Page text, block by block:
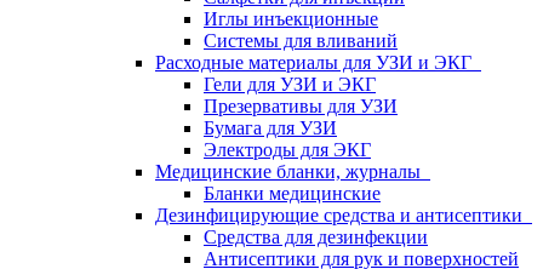
Иглы инъекционные
Системы для вливаний
Расходные материалы для УЗИ и ЭКГ
Гели для УЗИ и ЭКГ
Презервативы для УЗИ
Бумага для УЗИ
Электроды для ЭКГ
Медицинские бланки, журналы
Бланки медицинские
Дезинфицирующие средства и антисептики
Средства для дезинфекции
Антисептики для рук и поверхностей